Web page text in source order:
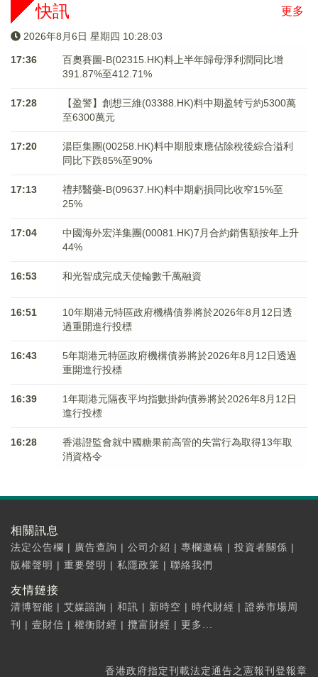
更多
快訊
2026年8月6日 星期四 10:28:04
17:36
百奧賽圖-B(02315.HK)料上半年歸母淨利潤同比增
391.87%至412.71%
17:28
【盈警】創想三維(03388.HK)料中期盈转亏約5300萬
至6300萬元
17:20
湯臣集團(00258.HK)料中期股東應佔除稅後綜合溢利
同比下跌85%至90%
17:13
禮邦醫藥-B(09637.HK)料中期虧損同比收窄15%至
25%
17:04
中國海外宏洋集團(00081.HK)7月合約銷售額按年上升
44%
16:53 和光智成完成天使輪數千萬融資
16:51
10年期港元特區政府機構債券將於2026年8月12日透
過重開進行投標
16:43
5年期港元特區政府機構債券將於2026年8月12日透過
重開進行投標
16:39
1年期港元隔夜平均指數掛鉤債券將於2026年8月12日
進行投標
16:28
香港證監會就中國糖果前高管的失當行為取得13年取
消資格令
相關訊息
法定公告欄 | 廣告查詢 | 公司介紹 | 專欄邀稿 | 投資者關係 |
版權聲明 | 重要聲明 | 私隱政策 | 聯絡我們
友情鏈接
清博智能 | 艾媒諮詢 | 和訊 | 新時空 | 時代財經 | 證券市場周
刊
| 壹財信 | 權衡財經 | 攬富財經 | 更多...
香港政府指定刊載法定通告之憲報刊登報章